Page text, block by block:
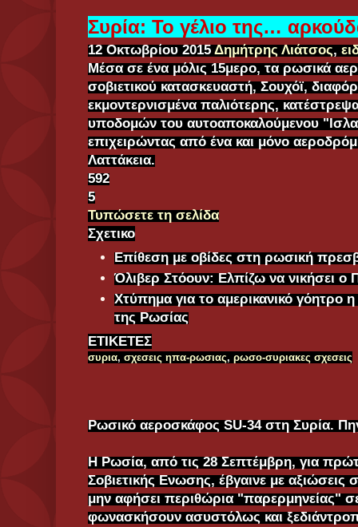
Συρία: Το γέλιο της…
12 Οκτωβρίου 2015 Δημήτρης Λιάτσος,
Μέσα σε ένα μόλις 15μερο, τα ρωσικά
σοβιετικού κατασκευαστή, Σουχόϊ,
εκμοντερνισμένα παλιότερης,
υποδομών του αυτοαποκαλούμενου
επιχειρώντας από ένα και μόνο
Λαττάκεια.
592
5
Τυπώσετε τη σελίδα
Σχετικο
Επίθεση με οβίδες στη ρωσική
Όλιβερ Στόουν: Ελπίζω να νικήσει ο
Χτύπημα για το αμερικανικό γόητρο
της Ρωσίας
ΕΤΙΚΕΤΕΣ
συρια, σχεσεις ηπα-ρωσιας, ρωσο-συριακες σχεσεις
Ρωσικό αεροσκάφος SU-34 στη Συρία.
Η Ρωσία, από τις 28 Σεπτέμβρη, για
Σοβιετικής Ενωσης, έβγαινε με αξιώσεις
μην αφήσει περιθώρια "παρερμηνείας"
φωνασκήσουν ασυστόλως και